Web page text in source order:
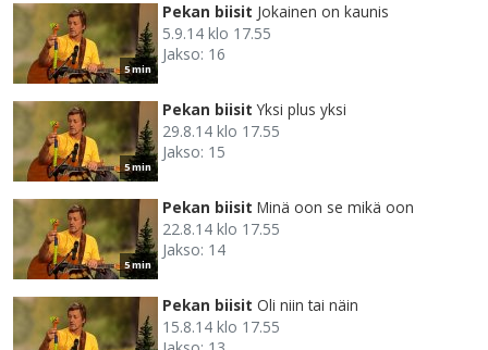
5 min
Pekan biisit Jokainen on kaunis
5.9.14 klo 17.55
Jakso: 16
5 min
Pekan biisit Yksi plus yksi
29.8.14 klo 17.55
Jakso: 15
5 min
Pekan biisit Minä oon se mikä oon
22.8.14 klo 17.55
Jakso: 14
Pekan biisit Oli niin tai näin
15.8.14 klo 17.55